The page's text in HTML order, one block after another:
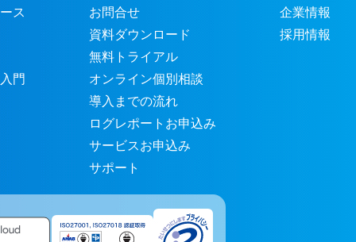
ス
門
お問合せ
資料ダウンロード
無料トライアル
オンライン個別相談
導入までの流れ
ログレポートお申込み
サービスお申込み
サポート
企業情報
採用情報